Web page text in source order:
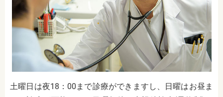
土曜日は夜18：00まで診療ができますし、日曜はお昼ま